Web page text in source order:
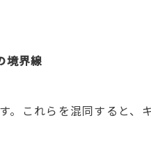
境界線
。これらを混同すると、